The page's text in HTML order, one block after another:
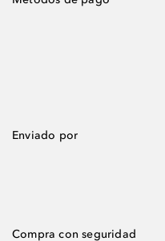
Enviado por
Compra con seguridad